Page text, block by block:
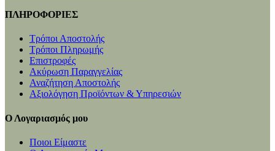
ΠΛΗΡΟΦΟΡΙΕΣ
Τρόποι Αποστολής
Τρόποι Πληρωμής
Επιστροφές
Ακύρωση Παραγγελίας
Αναζήτηση Αποστολής
Αξιολόγηση Προϊόντων & Υπηρεσιών
Ο Λογαριασμός μου
Ποιοι Είμαστε